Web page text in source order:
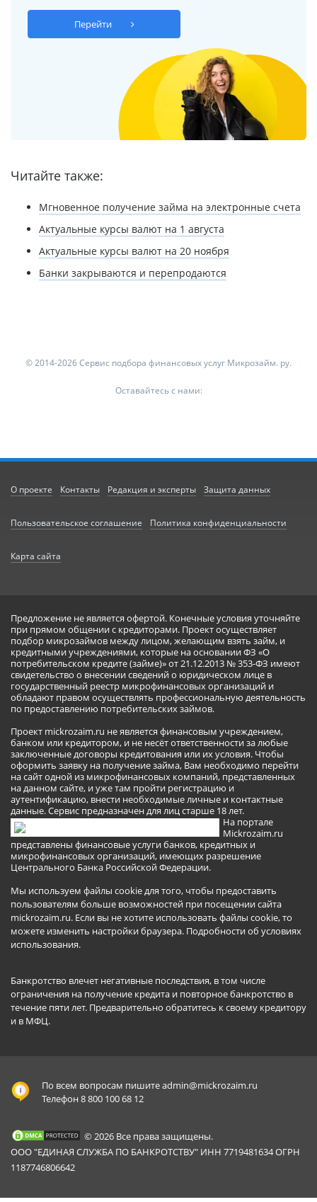
Перейти
Читайте также:
Мгновенное получение займа на электронные счета
Актуальные курсы валют на 1 августа
Актуальные курсы валют на 20 ноября
Банки закрываются и перепродаются
© 2014-2026 Сервис подбора финансовых услуг Микрозайм. ру.
Оставайтесь с нами:
О проекте Контакты Редакция и эксперты Защита данных
Пользовательское соглашение Политика конфиденциальности
Карта сайта
Предложение не является офертой. Конечные условия уточняйте
при прямом общении с кредиторами. Проект осуществляет
подбор микрозаймов между лицом, желающим взять займ, и
кредитными учреждениями, которые на основании ФЗ «О
потребительском кредите (займе)» от 21.12.2013 № 353-ФЗ имеют
свидетельство о внесении сведений о юридическом лице в
государственный реестр микрофинансовых организаций и
обладают правом осуществлять профессиональную деятельность
по предоставлению потребительских займов.
Проект mickrozaim.ru не является финансовым учреждением,
банком или кредитором, и не несёт ответственности за любые
заключенные договоры кредитования или их условия. Чтобы
оформить заявку на получение займа, Вам необходимо перейти
на сайт одной из микрофинансовых компаний, представленных
на данном сайте, и уже там пройти регистрацию и
аутентификацию, внести необходимые личные и контактные
данные. Сервис предназначен для лиц старше 18 лет.
На портале
Mickrozaim.ru
представлены финансовые услуги банков, кредитных и
микрофинансовых организаций, имеющих разрешение
Центрального Банка Российской Федерации.
Мы используем файлы cookie для того, чтобы предоставить
пользователям больше возможностей при посещении сайта
mickrozaim.ru. Если вы не хотите использовать файлы cookie, то
можете изменить настройки браузера. Подробности об условиях
использования.
Банкротство влечет негативные последствия, в том числе
ограничения на получение кредита и повторное банкротство в
течение пяти лет. Предварительно обратитесь к своему кредитору
и в МФЦ.
По всем вопросам пишитеadmin@mickrozaim.ru
Телефон 8 800 100 68 12
© 2026 Все права защищены.
ООО "ЕДИНАЯ СЛУЖБА ПО БАНКРОТСТВУ" ИНН 7719481634 ОГРН
1187746806642